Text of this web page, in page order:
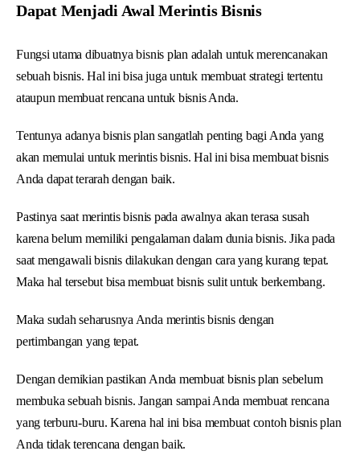
Dapat Menjadi Awal Merintis Bisnis
Fungsi utama dibuatnya bisnis plan adalah untuk merencanakan
sebuah bisnis. Hal ini bisa juga untuk membuat strategi tertentu
ataupun membuat rencana untuk bisnis Anda.
Tentunya adanya bisnis plan sangatlah penting bagi Anda yang
akan memulai untuk merintis bisnis. Hal ini bisa membuat bisnis
Anda dapat terarah dengan baik.
Pastinya saat merintis bisnis pada awalnya akan terasa susah
karena belum memiliki pengalaman dalam dunia bisnis. Jika pada
saat mengawali bisnis dilakukan dengan cara yang kurang tepat.
Maka hal tersebut bisa membuat bisnis sulit untuk berkembang.
Maka sudah seharusnya Anda merintis bisnis dengan
pertimbangan yang tepat.
Dengan demikian pastikan Anda membuat bisnis plan sebelum
membuka sebuah bisnis. Jangan sampai Anda membuat rencana
yang terburu-buru. Karena hal ini bisa membuat contoh bisnis plan
Anda tidak terencana dengan baik.